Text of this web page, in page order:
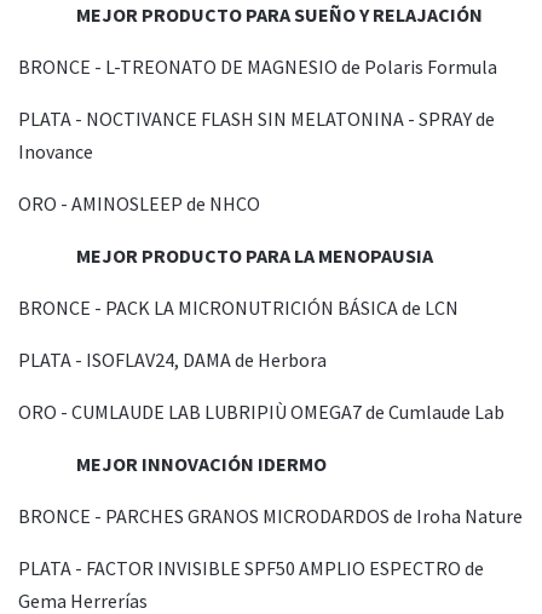
MEJOR PRODUCTO PARA SUEÑO Y RELAJACIÓN
BRONCE - L-TREONATO DE MAGNESIO de Polaris Formula
PLATA - NOCTIVANCE FLASH SIN MELATONINA - SPRAY de
Inovance
ORO - AMINOSLEEP de NHCO
MEJOR PRODUCTO PARA LA MENOPAUSIA
BRONCE - PACK LA MICRONUTRICIÓN BÁSICA de LCN
PLATA - ISOFLAV24, DAMA de Herbora
ORO - CUMLAUDE LAB LUBRIPIÙ OMEGA7 de Cumlaude Lab
MEJOR INNOVACIÓN IDERMO
BRONCE - PARCHES GRANOS MICRODARDOS de Iroha Nature
PLATA - FACTOR INVISIBLE SPF50 AMPLIO ESPECTRO de
Gema Herrerías